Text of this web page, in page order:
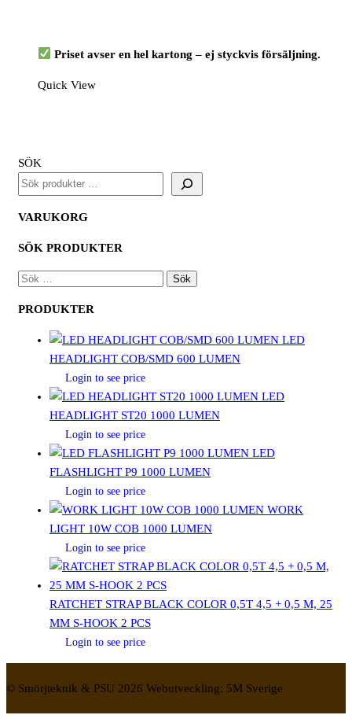
Priset avser en hel kartong – ej styckvis försäljning.
Quick View
SÖK
VARUKORG
SÖK PRODUKTER
SÖK
PRODUKTER
LED
HEADLIGHT COB/SMD 600 LUMEN
Login to see price
LED
HEADLIGHT ST20 1000 LUMEN
Login to see price
LED
FLASHLIGHT P9 1000 LUMEN
Login to see price
WORK
LIGHT 10W COB 1000 LUMEN
Login to see price
RATCHET STRAP BLACK COLOR 0,5T 4,5 + 0,5 M, 25
MM S-HOOK 2 PCS
Login to see price
© Smörjteknik & PSU 2026 Webutveckling: 5M Sverige